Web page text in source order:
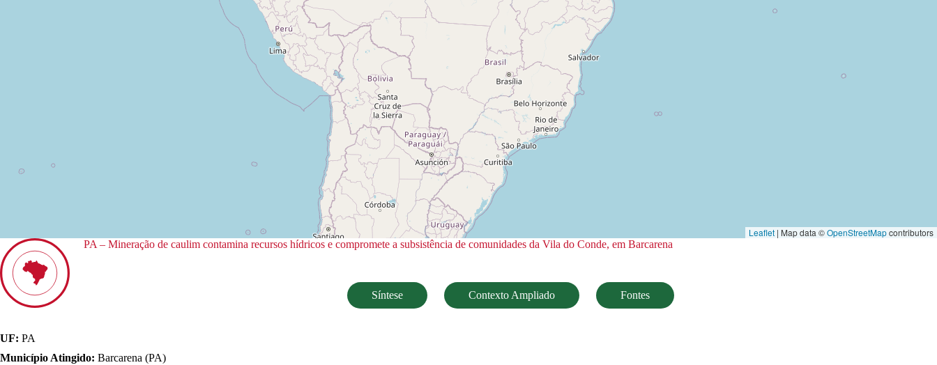
Leaflet | Map data ©OpenStreetMapcontributors
PA – Mineração de caulim contamina recursos hídricos e compromete a subsistência de comunidades da Vila do Conde, em Barcarena
Síntese Contexto Ampliado Fontes
UF: PA
Município Atingido: Barcarena (PA)